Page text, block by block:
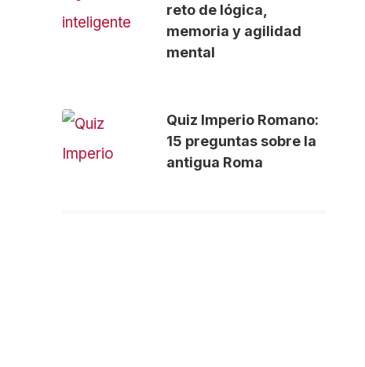
reto de lógica,
memoria y agilidad
mental
Quiz Imperio Romano:
15 preguntas sobre la
antigua Roma